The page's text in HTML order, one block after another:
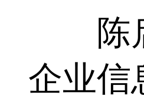
陈启
企业信